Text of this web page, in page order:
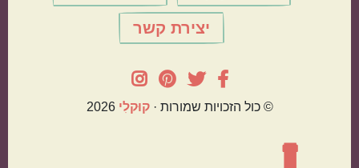
יצירת קשר
© כול הזכויות שמורות ·קוּקלִי 2026